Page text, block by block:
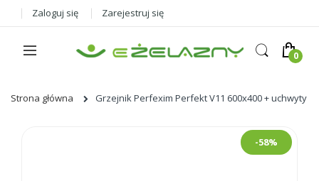
Zaloguj się Zarejestruj się
Strona główna Grzejnik Perfexim Perfekt V11 600x400 + uchwyty
-58%